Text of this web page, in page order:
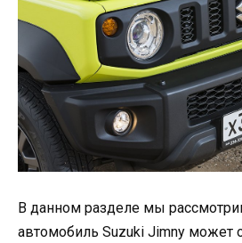
В данном разделе мы
автомобиль Suzuki Jimny может